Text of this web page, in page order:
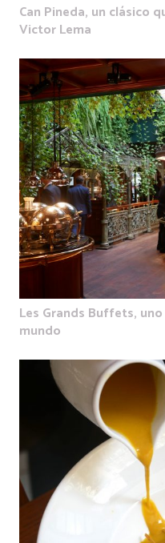
Can Pineda, un clásico
Victor Lema
Les Grands Buffets,
mundo